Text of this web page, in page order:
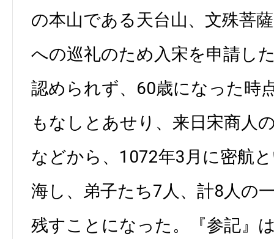
の本山である天台山、文殊菩
への巡礼のため入宋を申請し
認められず、60歳になった時
もなしとあせり、来日宋商人
などから、1072年3月に密航
海し、弟子たち7人、計8人の
残すことになった。『参記』